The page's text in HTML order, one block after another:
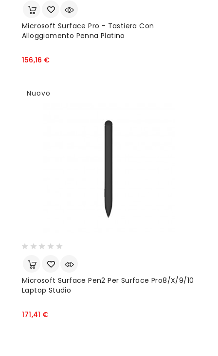
Microsoft Surface Pro - Tastiera Con
Alloggiamento Penna Platino
156,16 €Prezzo
Nuovo
Microsoft Surface Pen2 Per Surface Pro8/X/9/10
Laptop Studio
171,41 €Prezzo